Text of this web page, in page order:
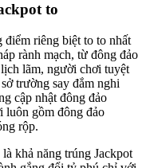
to
điểm riêng biệt to to nhất
rành mạch, từ đông đảo
lãm, người chơi tuyệt
trường say đắm nghi
cập nhật đông đảo
luôn gồm đông đảo
rộp.
khả năng trúng Jackpot